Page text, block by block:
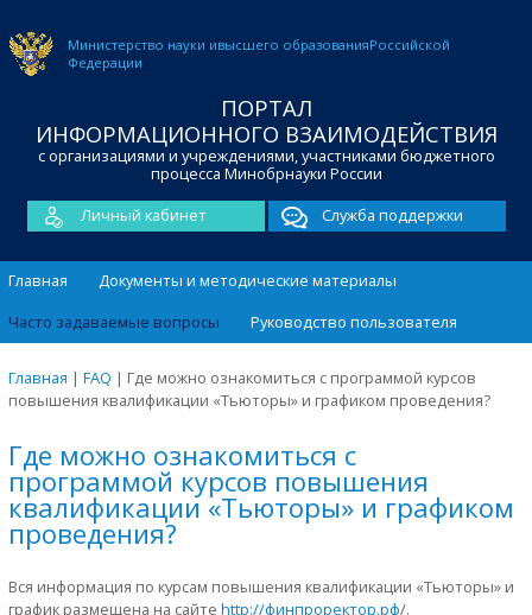
Министерство науки ивысшего образованияРоссийской
Федерации
ПОРТАЛ
ИНФОРМАЦИОННОГО ВЗАИМОДЕЙСТВИЯ
с организациями и учреждениями, участниками бюджетного
процесса Минобрнауки России
Личный кабинет
Служба поддержки
Главная
Документы и методические материалы
Часто задаваемые вопросы
Руководство пользователя
Главная | FAQ | Где можно ознакомиться с программой курсов
повышения квалификации «Тьюторы» и графиком проведения?
Где можно ознакомиться с
программой курсов повышения
квалификации «Тьюторы» и графиком
проведения?
Вся информация по курсам повышения квалификации «Тьюторы» и
график размещена на сайте http://финпроректор.рф/.